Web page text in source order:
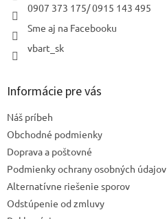
0907 373 175/ 0915 143 495
Sme aj na Facebooku
vbart_sk
Informácie pre vás
Náš príbeh
Obchodné podmienky
Doprava a poštovné
Podmienky ochrany osobných údajov
Alternatívne riešenie sporov
Odstúpenie od zmluvy